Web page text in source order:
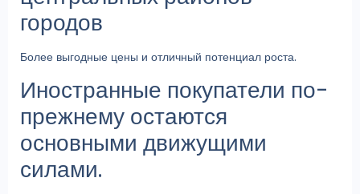
городов
Более выгодные цены и отличный потенциал роста.
Иностранные покупатели по-
прежнему остаются
основными движущими
силами.